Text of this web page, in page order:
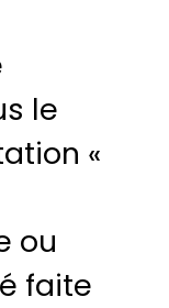
le
«
ou
faite